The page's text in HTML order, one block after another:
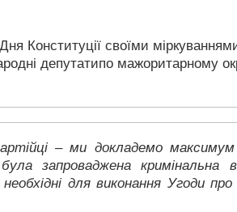
Конституції своїми
депутатипо мажоритарному
– ми докладемо
запроваджена кримінальна
необхідні для виконання Угоди